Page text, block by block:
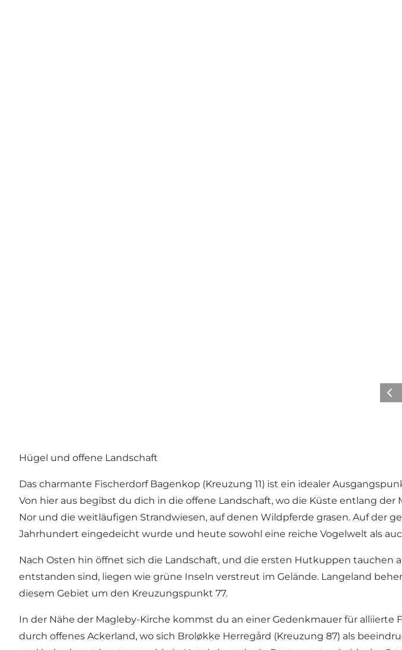
Hügel und offene Landschaft
Das charmante Fischerdorf Bagenkop (Kreuzung 11) ist ein idealer
Von hier aus begibst du dich in die offene Landschaft, wo die Küste entlang
Nor und die weitläufigen Strandwiesen, auf denen Wildpferde grasen. Auf der
Jahrhundert eingedeicht wurde und heute sowohl eine reiche Vogelwelt als
Nach Osten hin öffnet sich die Landschaft, und die ersten Hutkuppen tauchen
entstanden sind, liegen wie grüne Inseln verstreut im Gelände. Langeland
diesem Gebiet um den Kreuzungspunkt 77.
In der Nähe der Magleby-Kirche kommst du an einer Gedenkmauer für
durch offenes Ackerland, wo sich Broløkke Herregård (Kreuzung 87) als